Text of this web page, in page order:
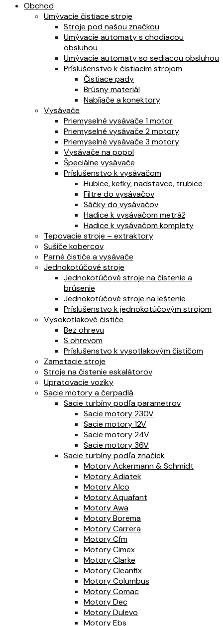
Obchod
Umývacie čistiace stroje
Stroje pod našou značkou
Umývacie automaty s chodiacou
obsluhou
Umývacie automaty so sediacou obsluhou
Príslušenstvo k čistiacim strojom
Čistiace pady
Brúsny materiál
Nabíjače a konektory
Vysávače
Priemyselné vysávače 1 motor
Priemyselné vysávače 2 motory
Priemyselné vysávače 3 motory
Vysávače na popol
Špeciálne vysávače
Príslušenstvo k vysávačom
Hubice, kefky, nadstavce, trubice
Filtre do vysávačov
Sáčky do vysávačov
Hadice k vysávačom metráž
Hadice k vysávačom komplety
Tepovacie stroje – extraktory
Sušiče kobercov
Parné čističe a vysávače
Jednokotúčové stroje
Jednokotúčové stroje na čistenie a
brúsenie
Jednokotúčové stroje na leštenie
Príslušenstvo k jednokotúčovým strojom
Vysokotlakové čističe
Bez ohrevu
S ohrevom
Príslušenstvo k vysotlakovým čističom
Zametacie stroje
Stroje na čistenie eskalátorov
Upratovacie vozíky
Sacie motory a čerpadlá
Sacie turbíny podľa parametrov
Sacie motory 230V
Sacie motory 12V
Sacie motory 24V
Sacie motory 36V
Sacie turbíny podľa značiek
Motory Ackermann & Schmidt
Motory Adiatek
Motory Alco
Motory Aquafant
Motory Awa
Motory Borema
Motory Carrera
Motory Cfm
Motory Cimex
Motory Clarke
Motory Cleanfix
Motory Columbus
Motory Comac
Motory Dec
Motory Dulevo
Motory Ebs